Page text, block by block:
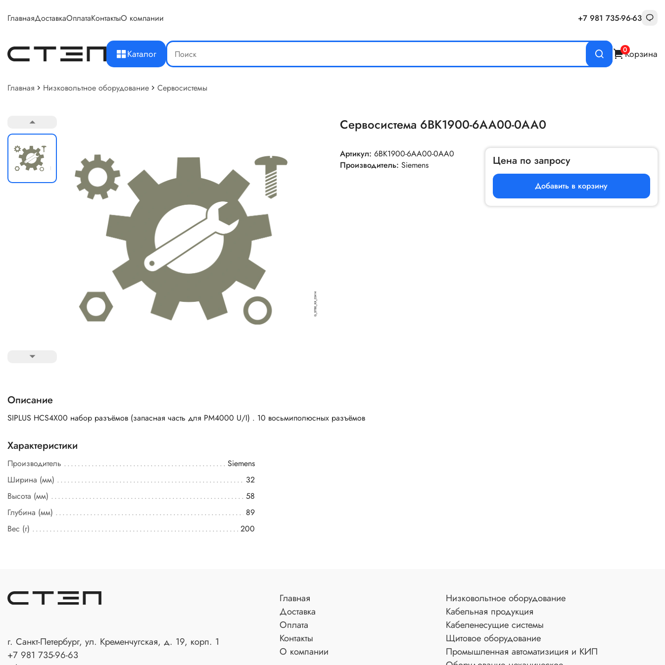
ГлавнаяДоставкаОплатаКонтактыО компании +7 981 735-96-63
Каталог 0Корзина
Главная Низковольтное оборудование Сервосистемы
Сервосистема 6BK1900-6AA00-0AA0
Артикул: 6BK1900-6AA00-0AA0
Производитель: Siemens Цена по запросу
Добавить в корзину
Описание
SIPLUS HCS4X00 набор разъёмов (запасная часть для PM4000 U/I) . 10 восьмиполюсных разъёмов
Характеристики
Производитель
Siemens
Ширина (мм)
32
Высота (мм)
58
Глубина (мм)
89
Вес (г)
200
г. Санкт-Петербург, ул. Кременчугская, д. 19, корп. 1
+7 981 735-96-63
Главная
Доставка
Оплата
Контакты
О компании
Низковольтное оборудование
Кабельная продукция
Кабеленесущие системы
Щитовое оборудование
Промышленная автоматизиция и КИП